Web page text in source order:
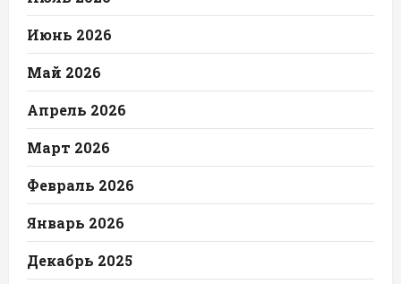
Июнь 2026
Май 2026
Апрель 2026
Март 2026
Февраль 2026
Январь 2026
Декабрь 2025